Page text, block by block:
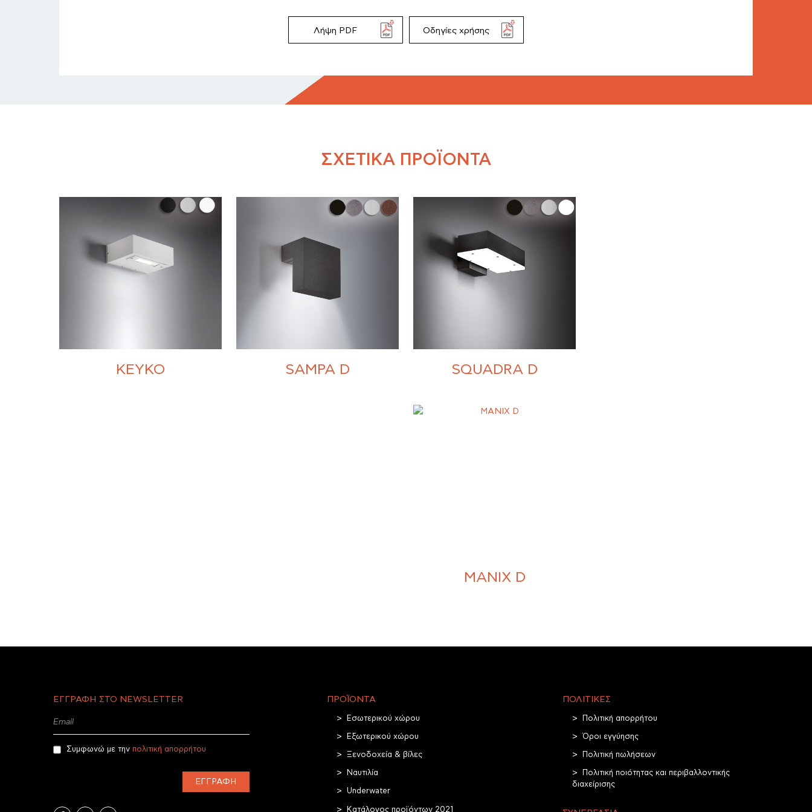
Λήψη PDF Οδηγίες χρήσης
ΣΧΕΤΙΚΆ ΠΡΟΪΌΝΤΑ
KEYKO SAMPA D SQUADRA D
MANIX D
ΕΓΓΡΑΦΗ ΣΤΟ NEWSLETTER
Συμφωνώ με την πολιτική απορρήτου
ΕΓΓΡΑΦΉ
ΠΡΟΪΌΝΤΑ
Εσωτερικού χώρου
Εξωτερικού χώρου
Ξενοδοχεία & βίλες
Ναυτιλία
Underwater
Κατάλογος προϊόντων 2021
ΠΟΛΙΤΙΚΈΣ
Πολιτική απορρήτου
Όροι εγγύησης
Πολιτική πωλήσεων
Πολιτική ποιότητας και περιβαλλοντικής
διαχείρισης